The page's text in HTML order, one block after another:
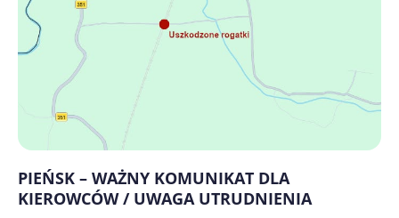
PIEŃSK – WAŻNY KOMUNIKAT DLA
KIEROWCÓW / UWAGA UTRUDNIENIA